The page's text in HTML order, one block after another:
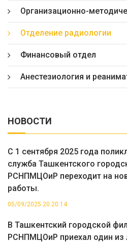
Организационно-
Отделение радиологии
Финансовый отдел
Анестезиология и
НОВОСТИ
С 1 сентября 2025 года
служба Ташкентского
РСНПМЦОиР переходит на
работы.
05/09/2025 20:20:14
В Ташкентский городской
РСНПМЦОиР приехал один из